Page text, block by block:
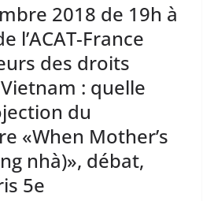
2018 de 19h à
l’ACAT-France
des droits
: quelle
du
«When Mother’s
nhà)», débat,
5e